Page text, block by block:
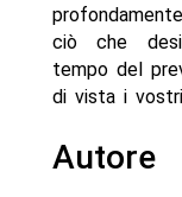
ciò che
tempo del
di vista i
Autore